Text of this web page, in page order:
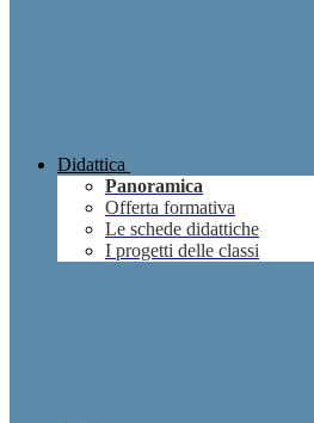
Didattica
Panoramica
Offerta formativa
Le schede didattiche
I progetti delle classi